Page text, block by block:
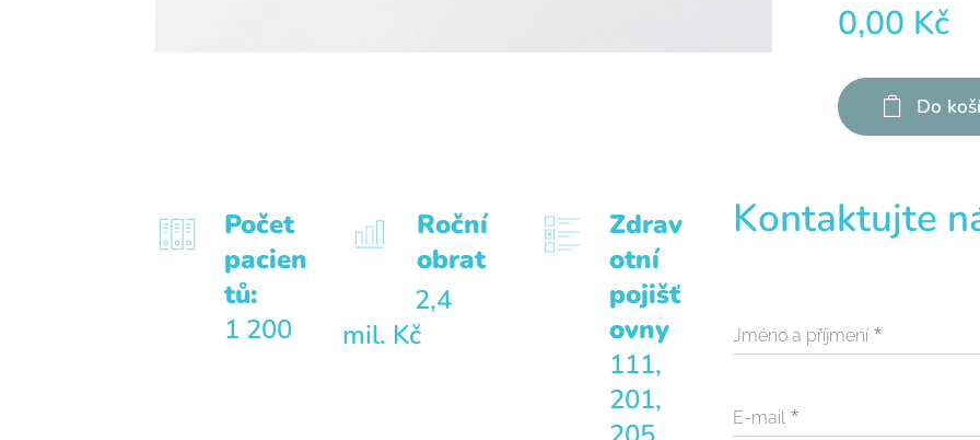
0,00 Kč
Do
Počet
pacien
tů:
1 200
Roční
obrat
2,4
mil. Kč
Zdrav
otní
pojišť
ovny
111,
201,
Kontaktujte
Jméno a příjmení
E-mail